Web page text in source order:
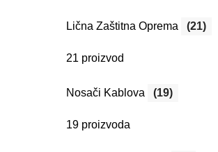
Lična Zaštitna Oprema (21)
21 proizvod
Nosači Kablova (19)
19 proizvoda